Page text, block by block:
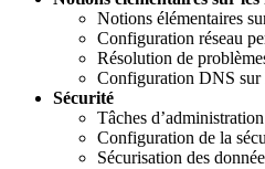
Notions élémentaires
Configuration réseau
Résolution de
Configuration DNS sur
Sécurité
Tâches
Configuration de la
Sécurisation des